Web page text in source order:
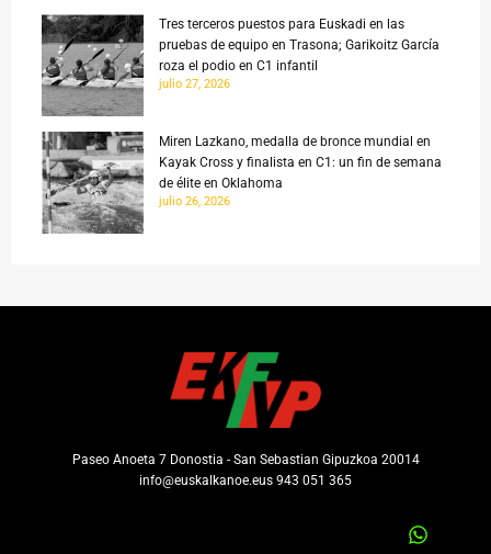
Tres terceros puestos para Euskadi en las
pruebas de equipo en Trasona; Garikoitz García
roza el podio en C1 infantil
julio 27, 2026
Miren Lazkano, medalla de bronce mundial en
Kayak Cross y finalista en C1: un fin de semana
de élite en Oklahoma
julio 26, 2026
Paseo Anoeta 7 Donostia - San Sebastian Gipuzkoa 20014
info@euskalkanoe.eus 943 051 365